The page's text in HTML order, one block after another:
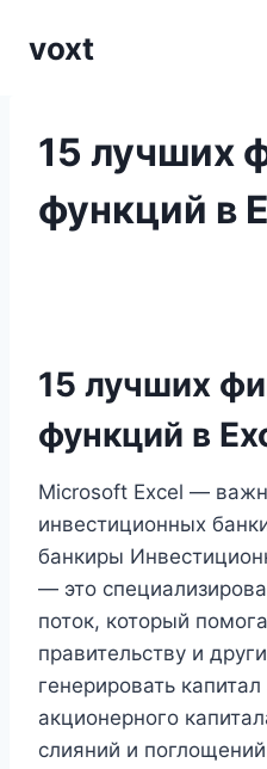
voxt
15 лучших
функций в
15 лучших
функций в
Microsoft Excel —
инвестиционных
банкиры
— это
поток, который
правительству и
генерировать
акционерного
слияний и